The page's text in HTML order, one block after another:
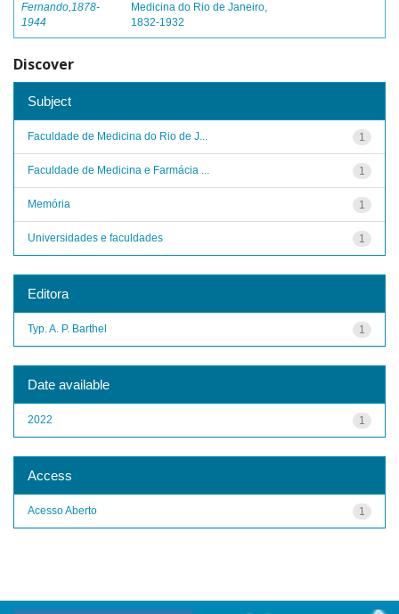
Fernando,1878-
1944
Medicina do Rio de Janeiro,
1832-1932
Discover
Subject
1
Faculdade de Medicina do Rio de J...
1
Faculdade de Medicina e Farmácia ...
1
Memória
1
Universidades e faculdades
Editora
1
Typ. A. P. Barthel
Date available
1
2022
Access
1
Acesso Aberto